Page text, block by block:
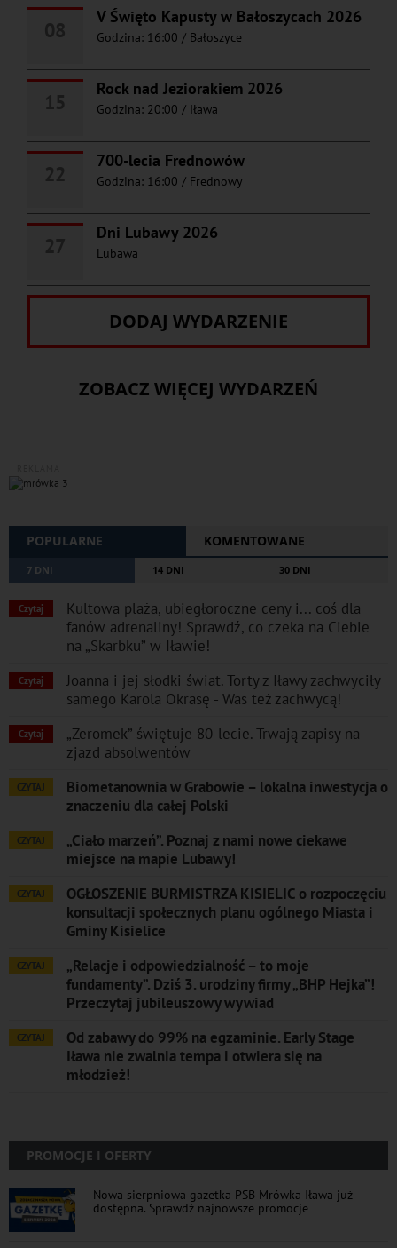
V Święto Kapusty w Bałoszycach 2026
Godzina: 16:00 / Bałoszyce
Rock nad Jeziorakiem 2026
Godzina: 20:00 / Iława
700-lecia Frednowów
Godzina: 16:00 / Frednowy
Dni Lubawy 2026
Lubawa
DODAJ WYDARZENIE
ZOBACZ WIĘCEJ WYDARZEŃ
POPULARNE KOMENTOWANE
7 DNI 14 DNI 30 DNI
Czytaj
Kultowa plaża, ubiegłoroczne ceny i... coś dla
fanów adrenaliny! Sprawdź, co czeka na Ciebie
na „Skarbku” w Iławie!
Czytaj
Joanna i jej słodki świat. Torty z Iławy zachwyciły
samego Karola Okrasę - Was też zachwycą!
Czytaj
„Żeromek” świętuje 80-lecie. Trwają zapisy na
zjazd absolwentów
CZYTAJ
Biometanownia w Grabowie – lokalna inwestycja o
znaczeniu dla całej Polski
CZYTAJ
„Ciało marzeń”. Poznaj z nami nowe ciekawe
miejsce na mapie Lubawy!
CZYTAJ
OGŁOSZENIE BURMISTRZA KISIELIC o rozpoczęciu
konsultacji społecznych planu ogólnego Miasta i
Gminy Kisielice
CZYTAJ
„Relacje i odpowiedzialność – to moje
fundamenty”. Dziś 3. urodziny firmy „BHP Hejka”!
Przeczytaj jubileuszowy wywiad
CZYTAJ
Od zabawy do 99% na egzaminie. Early Stage
Iława nie zwalnia tempa i otwiera się na
młodzież!
PROMOCJE I OFERTY
Nowa sierpniowa gazetka PSB Mrówka Iława już
dostępna. Sprawdź najnowsze promocje